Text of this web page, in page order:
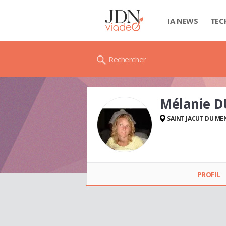
IA NEWS
Rechercher
Mélanie
SAINT JACUT DU
PROFIL